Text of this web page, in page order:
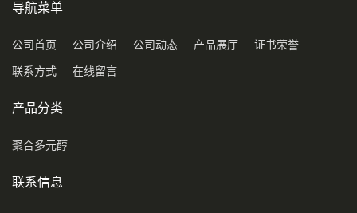
导航菜单
公司首页 公司介绍 公司动态 产品展厅 证书荣誉
联系方式 在线留言
产品分类
聚合多元醇
联系信息